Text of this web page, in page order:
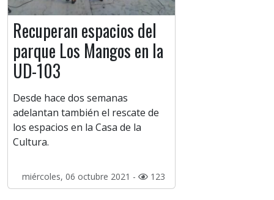
Recuperan espacios del
parque Los Mangos en la
UD-103
Desde hace dos semanas
adelantan también el rescate de
los espacios en la Casa de la
Cultura.
miércoles, 06 octubre 2021 - 123